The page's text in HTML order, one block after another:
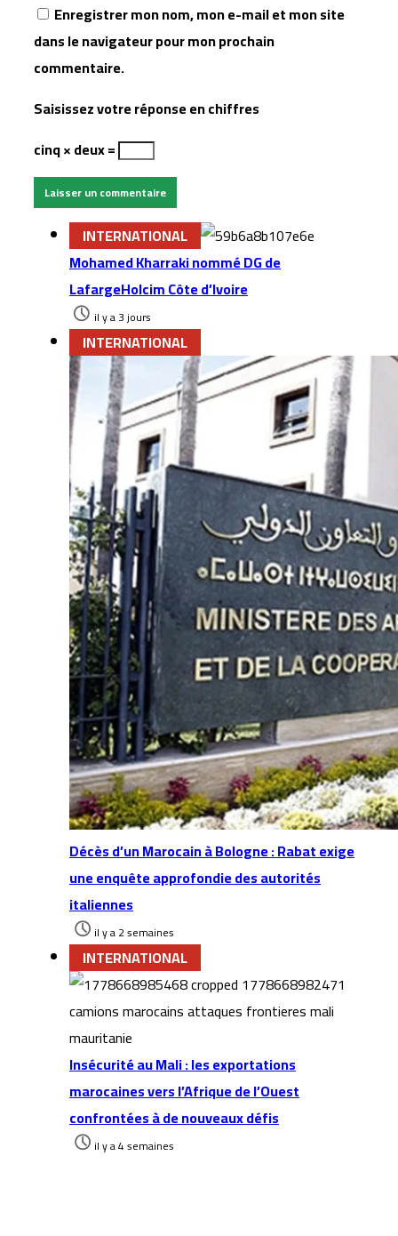
Enregistrer mon nom, mon e-mail et mon site
dans le navigateur pour mon prochain
commentaire.
Saisissez votre réponse en chiffres
cinq × deux =
INTERNATIONAL
Mohamed Kharraki nommé DG de
LafargeHolcim Côte d’Ivoire
il y a 3 jours
INTERNATIONAL
Décès d’un Marocain à Bologne : Rabat exige
une enquête approfondie des autorités
italiennes
il y a 2 semaines
INTERNATIONAL
Insécurité au Mali : les exportations
marocaines vers l’Afrique de l’Ouest
confrontées à de nouveaux défis
il y a 4 semaines